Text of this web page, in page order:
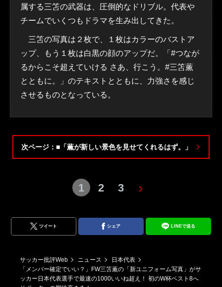
属する三笘の武器は、圧倒的なドリブル。代表や
チームでいくつもドラマを生み出してきた。
三笘の写真は２枚で、１枚はカラーのバストア
ップ、もう１枚は白黒の顔のアップだ。「#つなが
るからこそ超えていける さあ、行こう。#三笘薫
とともに。」のテキストとともに、力強さを感じ
させるものとなっている。
次ページ：■「薫が新しい景色を見せてくれるはず。」
1 2 3
ツイート シェア LINEで送る
サッカー批評Web ニュース
日本代表
「メンバー確定でいい？」FW三笘薫の「新ユニフォーム写真」がサ
ッカー日本代表選手で最速の1000いいね超え！ 初のW杯ベスト8へ